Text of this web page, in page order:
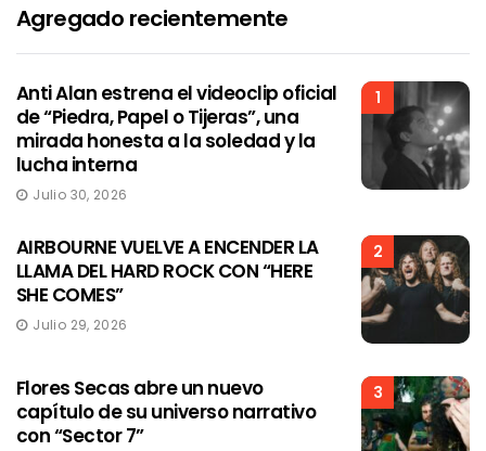
Agregado recientemente
1
Anti Alan estrena el videoclip oficial
de “Piedra, Papel o Tijeras”, una
mirada honesta a la soledad y la
lucha interna
Julio 30, 2026
2
AIRBOURNE VUELVE A ENCENDER LA
LLAMA DEL HARD ROCK CON “HERE
SHE COMES”
Julio 29, 2026
3
Flores Secas abre un nuevo
capítulo de su universo narrativo
con “Sector 7”